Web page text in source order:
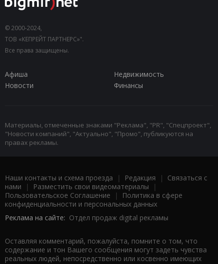
© 2000-2024,
ТОВ «КЕПРЕЙТ ПАРТНЕРС»".
Все права защищены.
Афиша
Недвижимость
Новости
Финансы
Материалы, отмеченные знаками "Реклама", "PR", "Спецпроект",
"Новости компаний", "Актуально", "Промо", публикуются на
правах рекламы.
Наши контакты и схема проезда | Редакция | Связаться с
нами | Разместить свои видеоматериалы |
Пользовательское Соглашение |
Политика в сфере
конфиденциальности и персональных данных
Реклама на сайте: Отдел продаж digital рекламы
Оставляя комментарий, пожалуйста, помните о том, что
содержание и тон Вашего сообщения могут задеть чувства
реальных людей, непосредственно или косвенно имеющих